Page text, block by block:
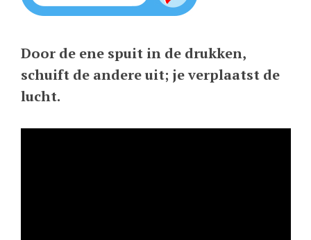
Door de ene spuit in de drukken,
schuift de andere uit; je verplaatst de
lucht.